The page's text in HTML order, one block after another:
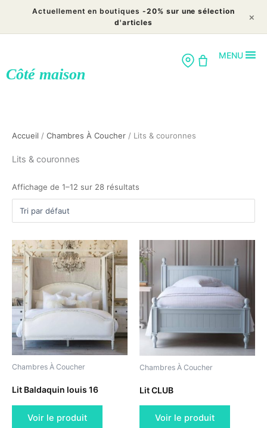
contenu
Actuellement en boutiques -20% sur une sélection
d'articles
×
Côté maison
MENU
Accueil / Chambres À Coucher / Lits & couronnes
Lits & couronnes
Affichage de 1–12 sur 28 résultats
Chambres À Coucher
Lit Baldaquin louis 16
Voir le produit
Chambres À Coucher
Lit CLUB
Voir le produit